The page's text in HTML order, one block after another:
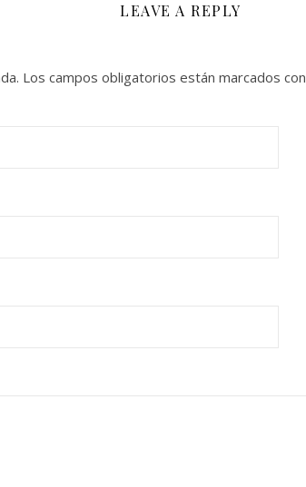
LEAVE A REPLY
Los campos obligatorios están marcados con